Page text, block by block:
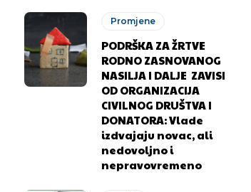
Promjene
PODRŠKA ZA ŽRTVE
RODNO ZASNOVANOG
NASILJA I DALJE ZAVISI
OD ORGANIZACIJA
CIVILNOG DRUŠTVA I
DONATORA: Vlade
izdvajaju novac, ali
nedovoljno i
nepravovremeno